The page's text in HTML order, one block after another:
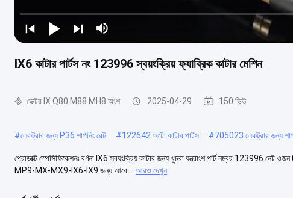
IX6 কাটার পার্টস নং 123996 স্বয়ংক্রিয় ফ্যাব্রিক কাটার মেশিন
ভেক্টর IX Q80 M88 MH8 অংশ 2025-04-29 150 ভিউ
#লেকট্রার জন্য P36 শার্পনিং বেল্ট #122642 অটো কাটার পার্টস #705023 লেকট্রার জন্য
প্রোডাক্ট স্পেসিফিকেশনঃ বর্ণনা IX6 স্বয়ংক্রিয় কাটার জন্য খুচরা যন্ত্রাংশ পার্ট নম্বর 123996
MP9-MX-MX9-IX6-IX9 জন্য আবে...
আরও দেখুন